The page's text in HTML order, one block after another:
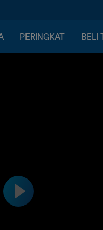
PERINGKAT BELI